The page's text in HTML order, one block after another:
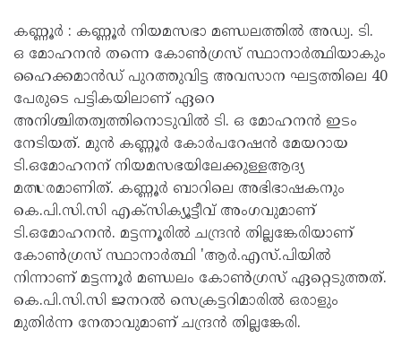
കണ്ണൂർ : കണ്ണൂർ നിയമസഭാ മണ്ഡലത്തിൽ അഡ്വ. ടി.
ഒ മോഹനൻ തന്നെ കോൺഗ്രസ് സ്ഥാനാർത്ഥിയാകും
ഹൈക്കമാൻഡ് പുറത്തുവിട്ട അവസാന ഘട്ടത്തിലെ 40
പേരുടെ പട്ടികയിലാണ് ഏറെ
അനിശ്ചിതത്വത്തിനൊടുവിൽ ടി. ഒ മോഹനൻ ഇടം
നേടിയത്. മുൻ കണ്ണൂർ കോർപറേഷൻ മേയറായ
ടി.ഒമോഹനന് നിയമസഭയിലേക്കുള്ളആദ്യ
മത്സരമാണിത്. കണ്ണൂർ ബാറിലെ അഭിഭാഷകനും
കെ.പി.സി.സി എക്സിക്യൂട്ടീവ് അംഗവുമാണ്
ടി.ഒമോഹനൻ. മട്ടന്നൂരിൽ ചന്ദ്രൻ തില്ലങ്കേരിയാണ്
കോൺഗ്രസ് സ്ഥാനാർത്ഥി 'ആർ.എസ്.പിയിൽ
നിന്നാണ് മട്ടന്നൂർ മണ്ഡലം കോൺഗ്രസ് ഏറ്റെടുത്തത്.
കെ.പി.സി.സി ജനറൽ സെക്രട്ടറിമാരിൽ ഒരാളും
മുതിർന്ന നേതാവുമാണ് ചന്ദ്രൻ തില്ലങ്കേരി.